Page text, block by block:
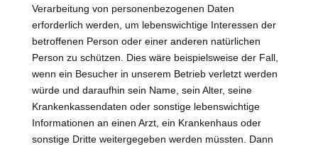
Verarbeitung von personenbezogenen Daten
erforderlich werden, um lebenswichtige Interessen der
betroffenen Person oder einer anderen natürlichen
Person zu schützen. Dies wäre beispielsweise der Fall,
wenn ein Besucher in unserem Betrieb verletzt werden
würde und daraufhin sein Name, sein Alter, seine
Krankenkassendaten oder sonstige lebenswichtige
Informationen an einen Arzt, ein Krankenhaus oder
sonstige Dritte weitergegeben werden müssten. Dann